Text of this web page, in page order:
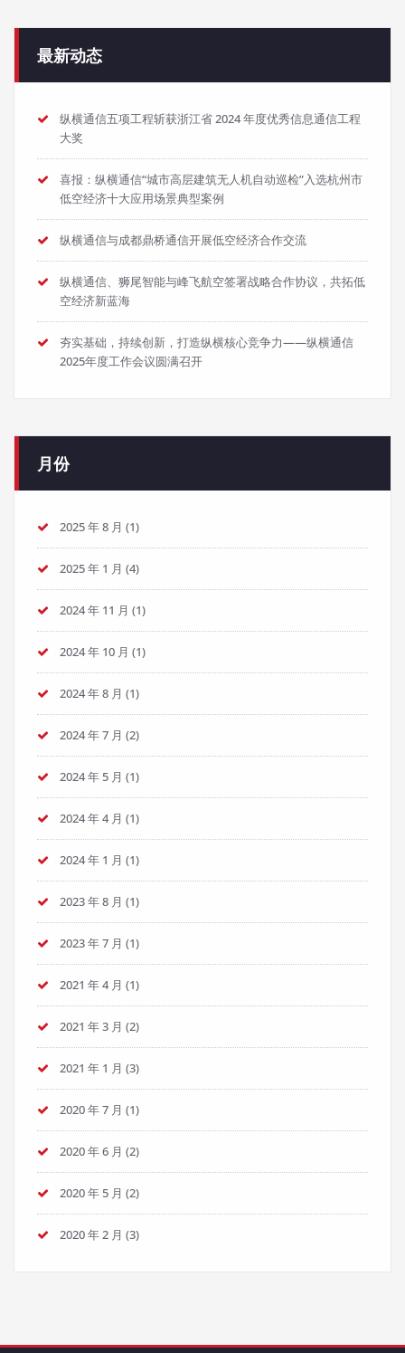
最新动态
纵横通信五项工程斩获浙江省 2024 年度优秀信息通信工程
大奖
喜报：纵横通信“城市高层建筑无人机自动巡检”入选杭州市
低空经济十大应用场景典型案例
纵横通信与成都鼎桥通信开展低空经济合作交流
纵横通信、狮尾智能与峰飞航空签署战略合作协议，共拓低
空经济新蓝海
夯实基础，持续创新，打造纵横核心竞争力——纵横通信
2025年度工作会议圆满召开
月份
2025 年 8 月 (1)
2025 年 1 月 (4)
2024 年 11 月 (1)
2024 年 10 月 (1)
2024 年 8 月 (1)
2024 年 7 月 (2)
2024 年 5 月 (1)
2024 年 4 月 (1)
2024 年 1 月 (1)
2023 年 8 月 (1)
2023 年 7 月 (1)
2021 年 4 月 (1)
2021 年 3 月 (2)
2021 年 1 月 (3)
2020 年 7 月 (1)
2020 年 6 月 (2)
2020 年 5 月 (2)
2020 年 2 月 (3)